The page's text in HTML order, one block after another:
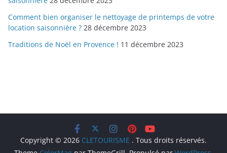
Comment bien organiser le nettoyage de printemps de votre
location saisonnière ? 28 décembre 2023
Traditions de Noël en Provence ! 11 décembre 2023
Copyright © 2026 CLETOURISME . Tous droits réservés.